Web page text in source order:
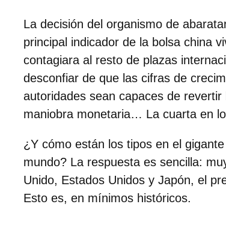
La decisión del organismo de
principal indicador de la bolsa china
contagiara al resto de plazas
desconfiar de que las cifras de
autoridades sean capaces de
maniobra monetaria… La cuarta en
¿Y cómo están los tipos en el
mundo? La respuesta es sencilla:
Unido, Estados Unidos y Japón, el
Esto es, en mínimos históricos.